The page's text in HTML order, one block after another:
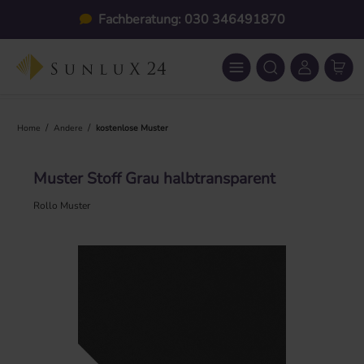
Zum Hauptinhalt springenFachberatung: 030 346491870
Home / Andere / kostenlose Muster
Muster Stoff Grau halbtransparent
Rollo Muster